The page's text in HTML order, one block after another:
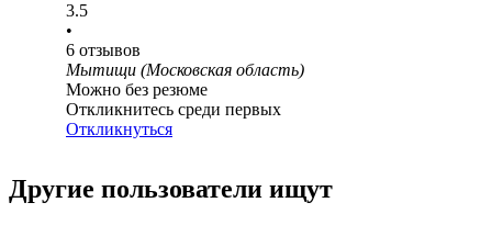
3.5
•
6 отзывов
Мытищи (Московская область)
Можно без резюме
Откликнитесь среди первых
Откликнуться
Другие пользователи ищут